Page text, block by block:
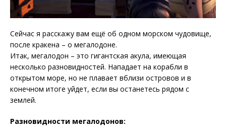
Сейчас я расскажу вам ещё об одном морском чудовище,
после кракена – о мегалодоне.
Итак, мегалодон – это гигантская акула, имеющая
несколько разновидностей. Нападает на корабли в
открытом море, но не плавает вблизи островов и в
конечном итоге уйдет, если вы останетесь рядом с
землей.
Разновидности мегалодонов: